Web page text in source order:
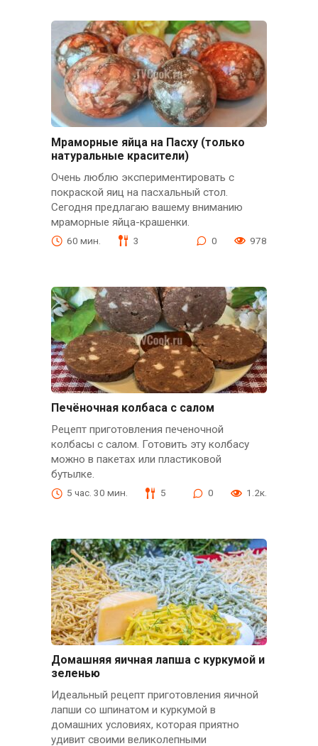
Мраморные яйца на Пасху (только
натуральные красители)
Очень люблю экспериментировать с
покраской яиц на пасхальный стол.
Сегодня предлагаю вашему вниманию
мраморные яйца-крашенки.
60 мин. 3 0 978
Печёночная колбаса с салом
Рецепт приготовления печеночной
колбасы с салом. Готовить эту колбасу
можно в пакетах или пластиковой
бутылке.
5 час. 30 мин. 5 0 1.2к.
Домашняя яичная лапша с куркумой и
зеленью
Идеальный рецепт приготовления яичной
лапши со шпинатом и куркумой в
домашних условиях, которая приятно
удивит своими великолепными